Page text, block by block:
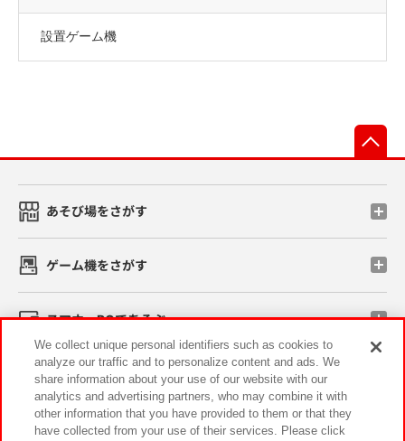
設置ゲーム機
あそび場をさがす
ゲーム機をさがす
スマホ・PCであそぶ
イベント・キャンペーン
We collect unique personal identifiers such as cookies to
analyze our traffic and to personalize content and ads. We
share information about your use of our website with our
analytics and advertising partners, who may combine it with
other information that you have provided to them or that they
have collected from your use of their services. Please click